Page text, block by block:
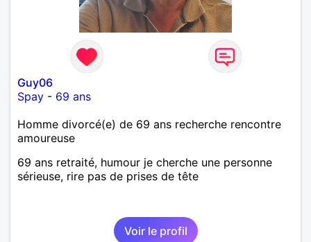
Guy06
Spay - 69 ans
Homme divorcé(e) de 69 ans recherche rencontre
amoureuse
69 ans retraité, humour je cherche une personne
sérieuse, rire pas de prises de tête
Voir le profil